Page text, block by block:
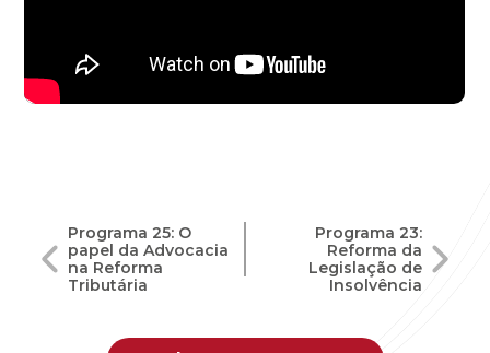
Navegação
de
Post
Programa 25: O
papel da Advocacia
na Reforma
Tributária
Programa 23:
Reforma da
Legislação de
Insolvência